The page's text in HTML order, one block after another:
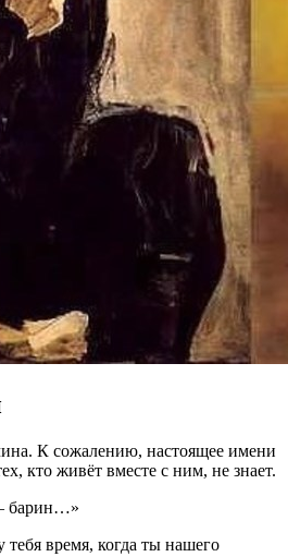
К сожалению, настоящее имени
кто живёт вместе с ним, не знает.
барин…»
время, когда ты нашего